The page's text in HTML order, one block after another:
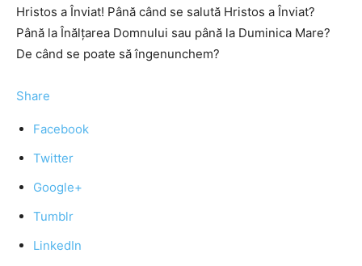
Hristos a Înviat! Până când se salută Hristos a Înviat?
Până la Înălțarea Domnului sau până la Duminica Mare?
De când se poate să îngenunchem?
Share
Facebook
Twitter
Google+
Tumblr
LinkedIn